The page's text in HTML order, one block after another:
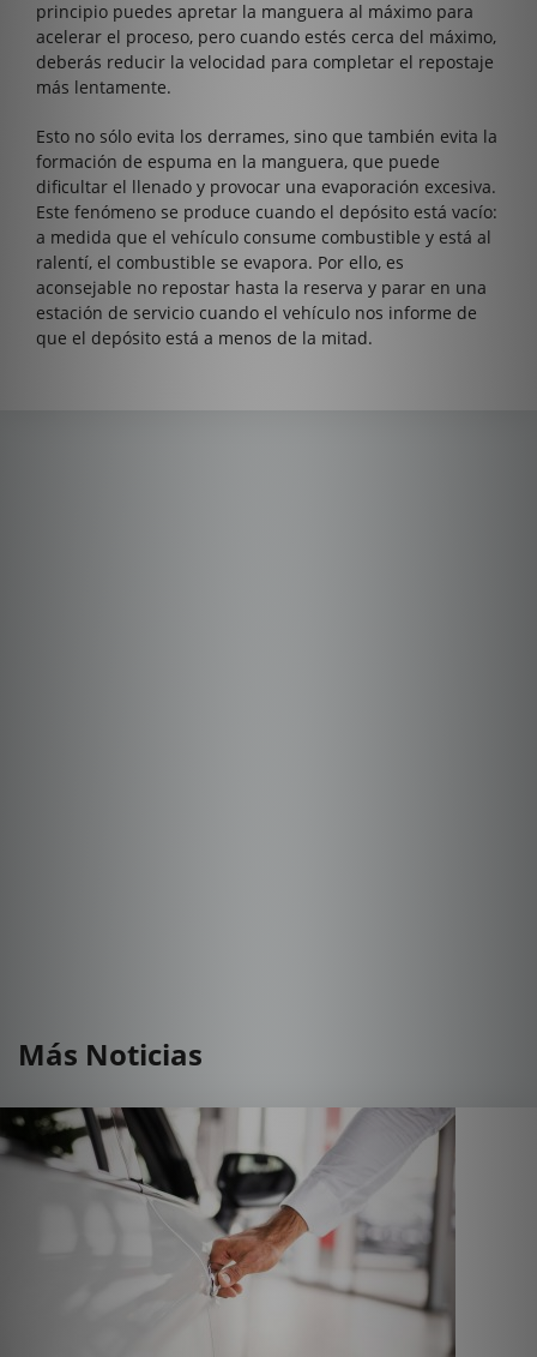
principio puedes apretar la manguera al máximo para
acelerar el proceso, pero cuando estés cerca del máximo,
deberás reducir la velocidad para completar el repostaje
más lentamente.
Esto no sólo evita los derrames, sino que también evita la
formación de espuma en la manguera, que puede
dificultar el llenado y provocar una evaporación excesiva.
Este fenómeno se produce cuando el depósito está vacío:
a medida que el vehículo consume combustible y está al
ralentí, el combustible se evapora. Por ello, es
aconsejable no repostar hasta la reserva y parar en una
estación de servicio cuando el vehículo nos informe de
que el depósito está a menos de la mitad.
Más Noticias